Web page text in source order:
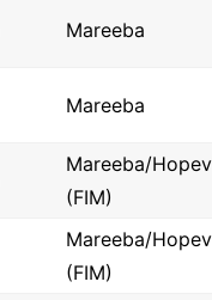
Mareeba
Mareeba
Mareeba/
(FIM)
Mareeba/
(FIM)